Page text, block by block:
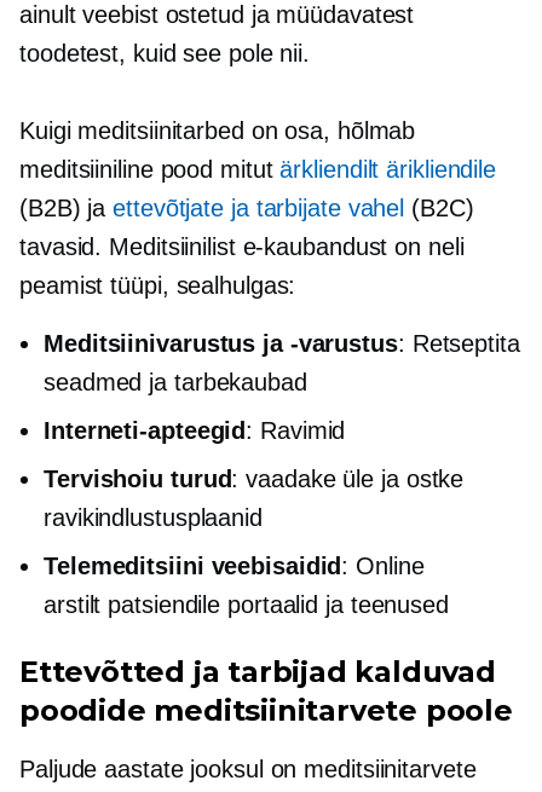
ainult veebist ostetud ja müüdavatest
toodetest, kuid see pole nii.
Kuigi meditsiinitarbed on osa, hõlmab
meditsiiniline pood mitutärkliendilt ärikliendile
(B2B) jaettevõtjate ja tarbijate vahel (B2C)
tavasid. Meditsiinilist e-kaubandust on neli
peamist tüüpi, sealhulgas:
Meditsiinivarustus ja -varustus: Retseptita
seadmed ja tarbekaubad
Interneti-apteegid: Ravimid
Tervishoiu turud: vaadake üle ja ostke
ravikindlustusplaanid
Telemeditsiini veebisaidid: Online
arstilt patsiendile portaalid ja teenused
Ettevõtted ja tarbijad kalduvad
poodide meditsiinitarvete poole
Paljude aastate jooksul on meditsiinitarvete